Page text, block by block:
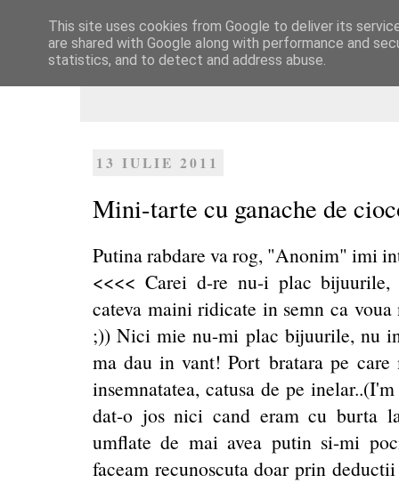
Dulcegarii culinare
13 IULIE 2011
Mini-tarte cu ganache de
Putina rabdare va rog, "Anonim" imi
<<<< Carei d-re nu-i plac bijuurile,
cateva maini ridicate in semn ca
;)) Nici mie nu-mi plac bijuurile, nu
ma dau in vant! Port bratara pe
insemnatatea, catusa de pe
dat-o jos nici cand eram cu burta
umflate de mai avea putin si-mi
faceam recunoscuta doar prin
This site uses cookies from Google to deliver its
are shared with Google along with performance and
statistics, and to detect and address abuse.